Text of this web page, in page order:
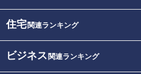
住宅関連ランキング
ビジネス 関連ランキング